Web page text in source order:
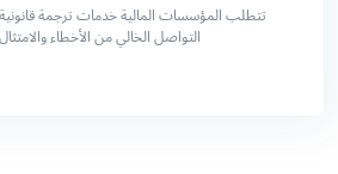
تتطلب المؤسسات المالية خدمات ترجمة قانونية
التواصل الخالي من الأخطاء